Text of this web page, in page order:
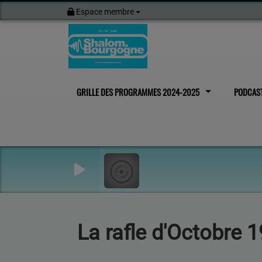
Espace membre
GRILLE DES PROGRAMMES 2024-2025
La rafle d'Octobre